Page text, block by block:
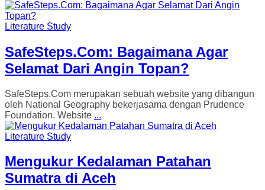
Literature Study
SafeSteps.Com: Bagaimana Agar
Selamat Dari Angin Topan?
SafeSteps.Com merupakan sebuah website yang dibangun
oleh National Geography bekerjasama dengan Prudence
Foundation. Website ...
Literature Study
Mengukur Kedalaman Patahan
Sumatra di Aceh